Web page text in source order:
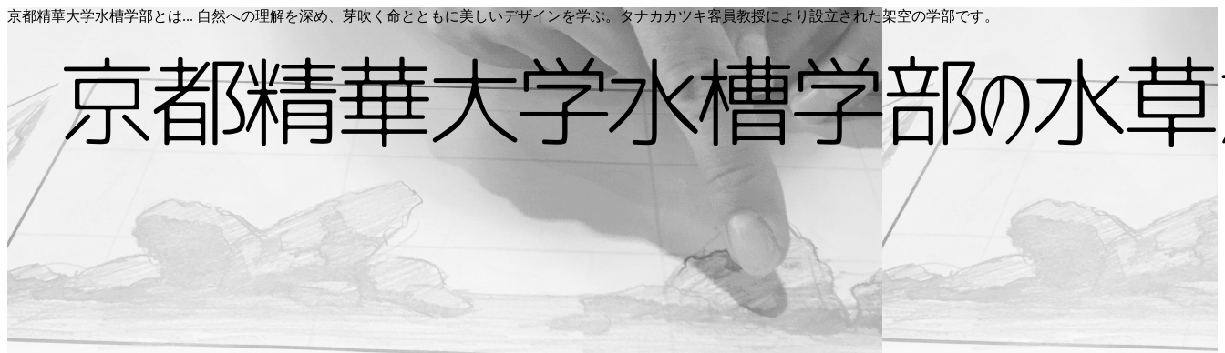
京都精華大学水槽学部とは... 自然への理解を深め、芽吹く命とともに美しいデザインを学ぶ。タナカカツキ客員教授により設立された架空の学部です。